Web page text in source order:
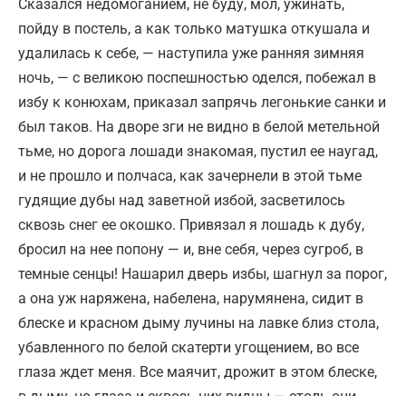
Сказался недомоганием, не буду, мол, ужинать,
пойду в постель, а как только матушка откушала и
удалилась к себе, — наступила уже ранняя зимняя
ночь, — с великою поспешностью оделся, побежал в
избу к конюхам, приказал запрячь легонькие санки и
был таков. На дворе зги не видно в белой метельной
тьме, но дорога лошади знакомая, пустил ее наугад,
и не прошло и полчаса, как зачернели в этой тьме
гудящие дубы над заветной избой, засветилось
сквозь снег ее окошко. Привязал я лошадь к дубу,
бросил на нее попону — и, вне себя, через сугроб, в
темные сенцы! Нашарил дверь избы, шагнул за порог,
а она уж наряжена, набелена, нарумянена, сидит в
блеске и красном дыму лучины на лавке близ стола,
убавленного по белой скатерти угощением, во все
глаза ждет меня. Все маячит, дрожит в этом блеске,